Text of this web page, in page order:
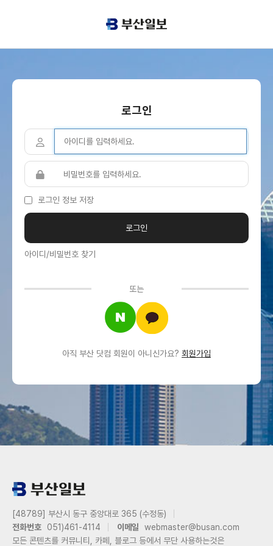
로그인
로그인 정보 저장
아이디/비밀번호 찾기
또는
아직 부산 닷컴 회원이 아니신가요? 회원가입
[48789] 부산시 동구 중앙대로 365 (수정동)
전화번호
051)461-4114 이메일
webmaster@busan.com
모든 콘텐츠를 커뮤니티, 카페, 블로그 등에서 무단 사용하는것은